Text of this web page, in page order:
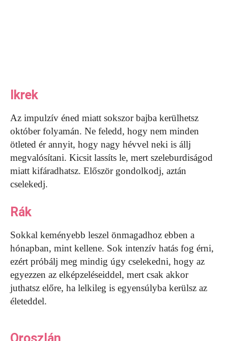
Ikrek
Az impulzív éned miatt sokszor bajba kerülhetsz
október folyamán. Ne feledd, hogy nem minden
ötleted ér annyit, hogy nagy hévvel neki is állj
megvalósítani. Kicsit lassíts le, mert szeleburdiságod
miatt kifáradhatsz. Először gondolkodj, aztán
cselekedj.
Rák
Sokkal keményebb leszel önmagadhoz ebben a
hónapban, mint kellene. Sok intenzív hatás fog érni,
ezért próbálj meg mindig úgy cselekedni, hogy az
egyezzen az elképzeléseiddel, mert csak akkor
juthatsz előre, ha lelkileg is egyensúlyba kerülsz az
életeddel.